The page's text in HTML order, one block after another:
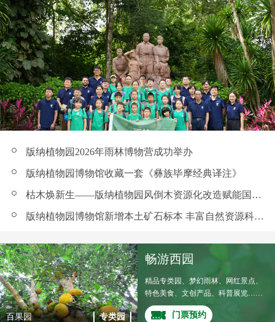
版纳植物园2026年雨林博物营成功举办
版纳植物园博物馆收藏一套《彝族毕摩经典译注》
枯木焕新生——版纳植物园风倒木资源化改造赋能国家植物园创建
版纳植物园博物馆新增本土矿石标本 丰富自然资源科普馆藏
百果园 专类园
畅游西园
精品专类园、梦幻雨林、网红景点、
特色美食、文创产品、科普展览……
四季西园，精彩无限，欢迎来访。
门票预约